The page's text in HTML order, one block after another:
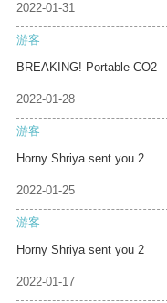
2022-01-31
游客
BREAKING! Portable CO2
2022-01-28
游客
Horny Shriya sent you 2
2022-01-25
游客
Horny Shriya sent you 2
2022-01-17